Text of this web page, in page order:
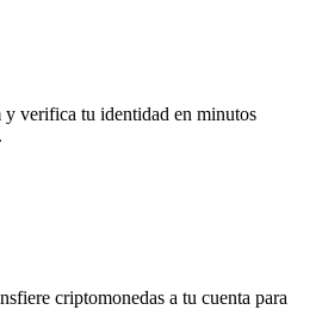
verifica tu identidad en minutos
criptomonedas a tu cuenta para